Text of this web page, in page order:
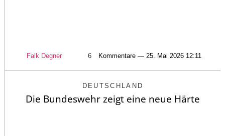
Falk Degner 6 Kommentare — 25. Mai 2026 12:11
DEUTSCHLAND
Die Bundeswehr zeigt eine neue Härte